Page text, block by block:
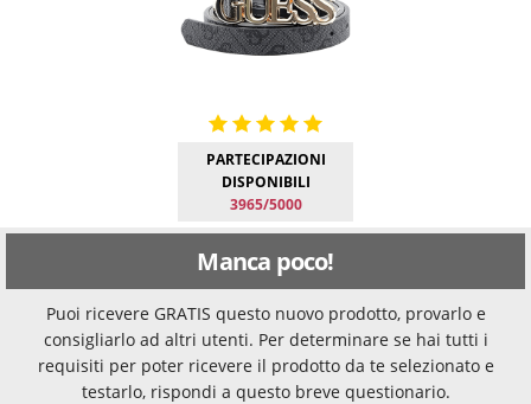
PARTECIPAZIONI
DISPONIBILI
3965/5000
Manca poco!
Puoi ricevere GRATIS questo nuovo prodotto, provarlo e
consigliarlo ad altri utenti. Per determinare se hai tutti i
requisiti per poter ricevere il prodotto da te selezionato e
testarlo, rispondi a questo breve questionario.